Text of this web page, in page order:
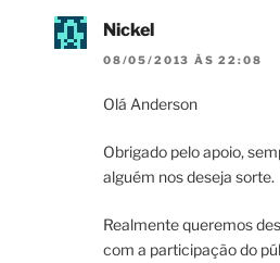
Nickel
08/05/2013 ÀS 22:08
Olá Anderson
Obrigado pelo apoio,
alguém nos deseja sorte.
Realmente queremos
com a participação do